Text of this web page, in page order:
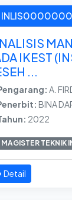
IKEST
...
A.
BINA
2022
MAGISTER TEKNIK
Detail